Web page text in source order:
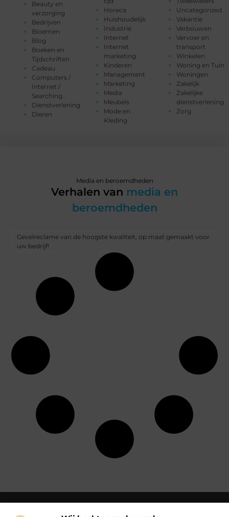
Beauty en
verzorging
Bedrijven
Bloemen
Blog
Boeken en
Tijdschriften
Cadeau
Computers /
Internet /
Searching
Dienstverlening
Dieren
Horeca
Huishoudelijk
Industrie
Internet
Internet
marketing
Kinderen
Management
Marketing
Media
Meubels
Mode en
Kleding
Uncategorized
Vakantie
Verbouwen
Vervoer en
transport
Winkelen
Woning en Tuin
Woningen
Zakelijk
Zakelijke
dienstverlening
Zorg
Media en beroemdheden
Verhalen van media en
beroemdheden
Gevelreclame van de hoogste kwaliteit, op maat gemaakt voor
uw bedrijf!